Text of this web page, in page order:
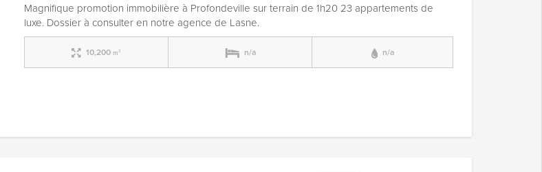
Magnifique promotion immobilière à Profondeville sur terrain de 1h20 23 appartements de
luxe. Dossier à consulter en notre agence de Lasne.
10,200 m² n/a n/a